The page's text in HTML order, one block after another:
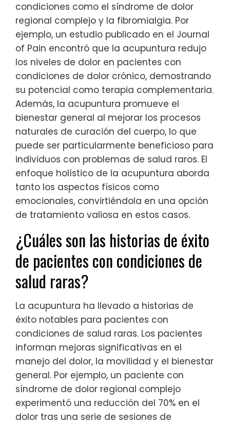
condiciones como el síndrome de dolor
regional complejo y la fibromialgia. Por
ejemplo, un estudio publicado en el Journal
of Pain encontró que la acupuntura redujo
los niveles de dolor en pacientes con
condiciones de dolor crónico, demostrando
su potencial como terapia complementaria.
Además, la acupuntura promueve el
bienestar general al mejorar los procesos
naturales de curación del cuerpo, lo que
puede ser particularmente beneficioso para
individuos con problemas de salud raros. El
enfoque holístico de la acupuntura aborda
tanto los aspectos físicos como
emocionales, convirtiéndola en una opción
de tratamiento valiosa en estos casos.
¿Cuáles son las historias de éxito
de pacientes con condiciones de
salud raras?
La acupuntura ha llevado a historias de
éxito notables para pacientes con
condiciones de salud raras. Los pacientes
informan mejoras significativas en el
manejo del dolor, la movilidad y el bienestar
general. Por ejemplo, un paciente con
síndrome de dolor regional complejo
experimentó una reducción del 70% en el
dolor tras una serie de sesiones de